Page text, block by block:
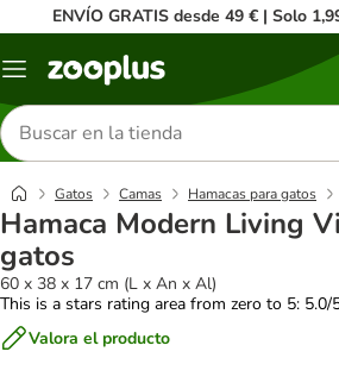
ENVÍO GRATIS desde 49 € | Solo
Menú
Buscar
productos
Gatos Camas Hamacas para gatos
Hamaca Modern Living
gatos
60 x 38 x 17 cm (L x An x Al)
This is a stars rating area from zero to 5: 5.0/
Valora el producto